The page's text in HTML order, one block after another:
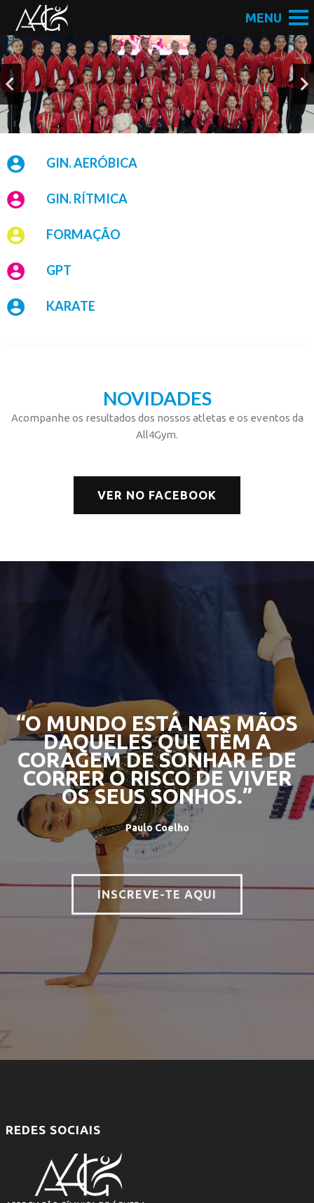
GIN. AERÓBICA
GIN. RÍTMICA
FORMAÇÃO
GPT
KARATE
NOVIDADES
Acompanhe os resultados dos nossos atletas e os eventos da
All4Gym.
VER NO FACEBOOK
“O MUNDO ESTÁ NAS MÃOS
DAQUELES QUE TÊM A
CORAGEM DE SONHAR E DE
CORRER O RISCO DE VIVER
OS SEUS SONHOS.”
Paulo Coelho
INSCREVE-TE AQUI
REDES SOCIAIS